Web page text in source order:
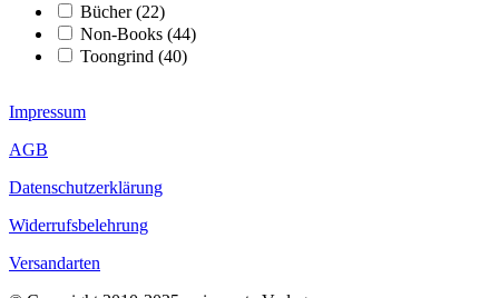
Bücher(22)
Non-Books (44)
Toongrind (40)
Impressum
AGB
Datenschutzerklärung
Widerrufsbelehrung
Versandarten